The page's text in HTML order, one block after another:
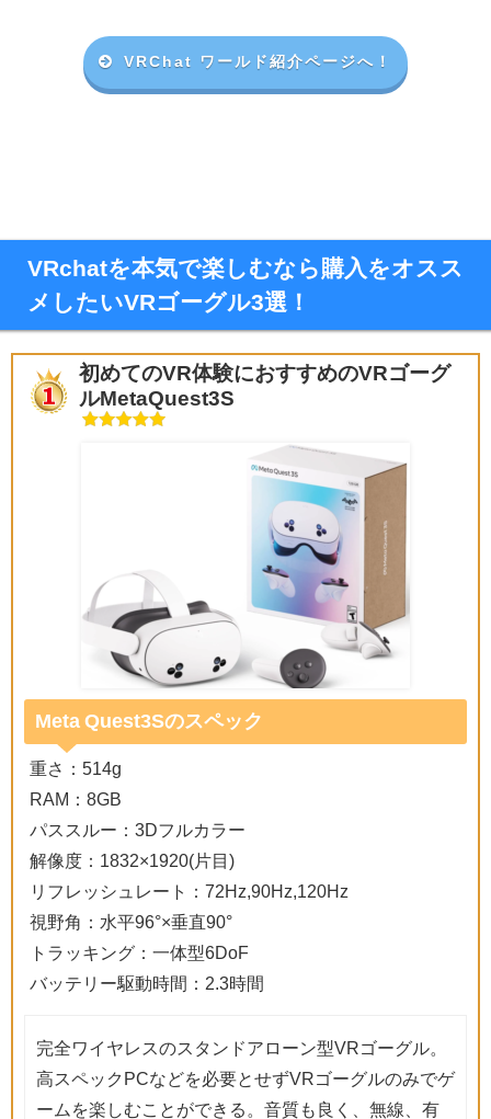
VRChat ワールド紹介ページへ！
VRchatを本気で楽しむなら購入をオスス
メしたいVRゴーグル3選！
初めてのVR体験におすすめのVRゴーグ
ルMetaQuest3S
Meta Quest3Sのスペック
重さ：514g
RAM：8GB
パススルー：3Dフルカラー
解像度：1832×1920(片目)
リフレッシュレート：72Hz,90Hz,120Hz
視野角：水平96°×垂直90°
トラッキング：一体型6DoF
バッテリー駆動時間：2.3時間
完全ワイヤレスのスタンドアローン型VRゴーグル。
高スペックPCなどを必要とせずVRゴーグルのみでゲ
ームを楽しむことができる。音質も良く、無線、有